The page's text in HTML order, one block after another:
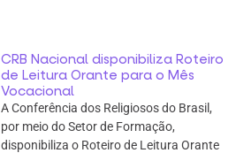
CRB Nacional disponibiliza Roteiro
de Leitura Orante para o Mês
Vocacional
A Conferência dos Religiosos do Brasil,
por meio do Setor de Formação,
disponibiliza o Roteiro de Leitura Orante